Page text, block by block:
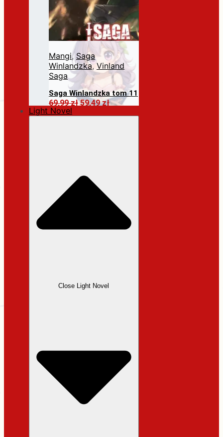
Mangi, Saga
Winlandzka, Vinland
Saga
Saga Winlandzka tom 11
69,99złPierwotna
59,49złAktualna
Dodaj do koszyka
Light Novel
Close Light Novel